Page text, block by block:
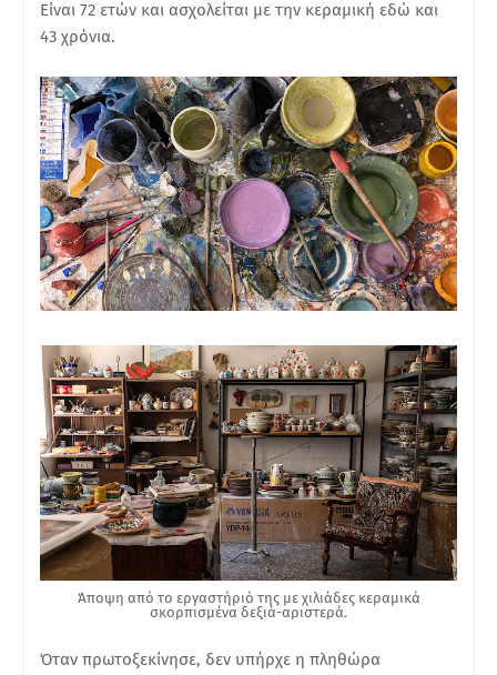
Είναι 72 ετών και ασχολείται με την κεραμική εδώ και
43 χρόνια.
Άποψη από το εργαστήριό της με χιλιάδες κεραμικά
σκορπισμένα δεξιά-αριστερά.
Όταν πρωτοξεκίνησε, δεν υπήρχε η πληθώρα